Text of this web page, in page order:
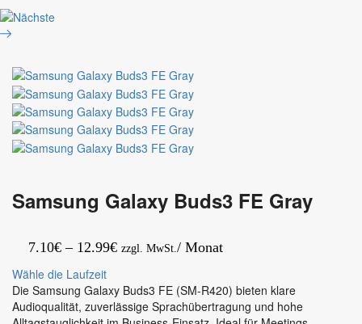
Buds3
FE
Samsung
Galaxy
Samsung Galaxy Buds3 FE Gray
7.10€ – 12.99€Preisspanne:
bis
12.99€
zzgl. MwSt. / Monat
Wähle die Laufzeit
Die Samsung Galaxy Buds3 FE (SM-R420) bieten klare
Audioqualität, zuverlässige Sprachübertragung und hohe